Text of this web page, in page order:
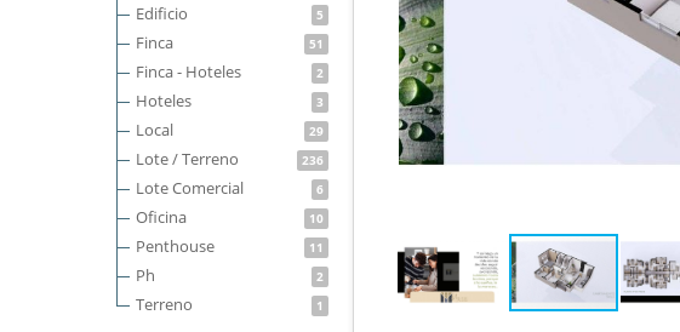
Edificio 5
Finca 51
Finca - Hoteles 2
Hoteles 3
Local 29
Lote / Terreno 236
Lote Comercial 6
Oficina 10
Penthouse 11
Ph 2
Terreno 1